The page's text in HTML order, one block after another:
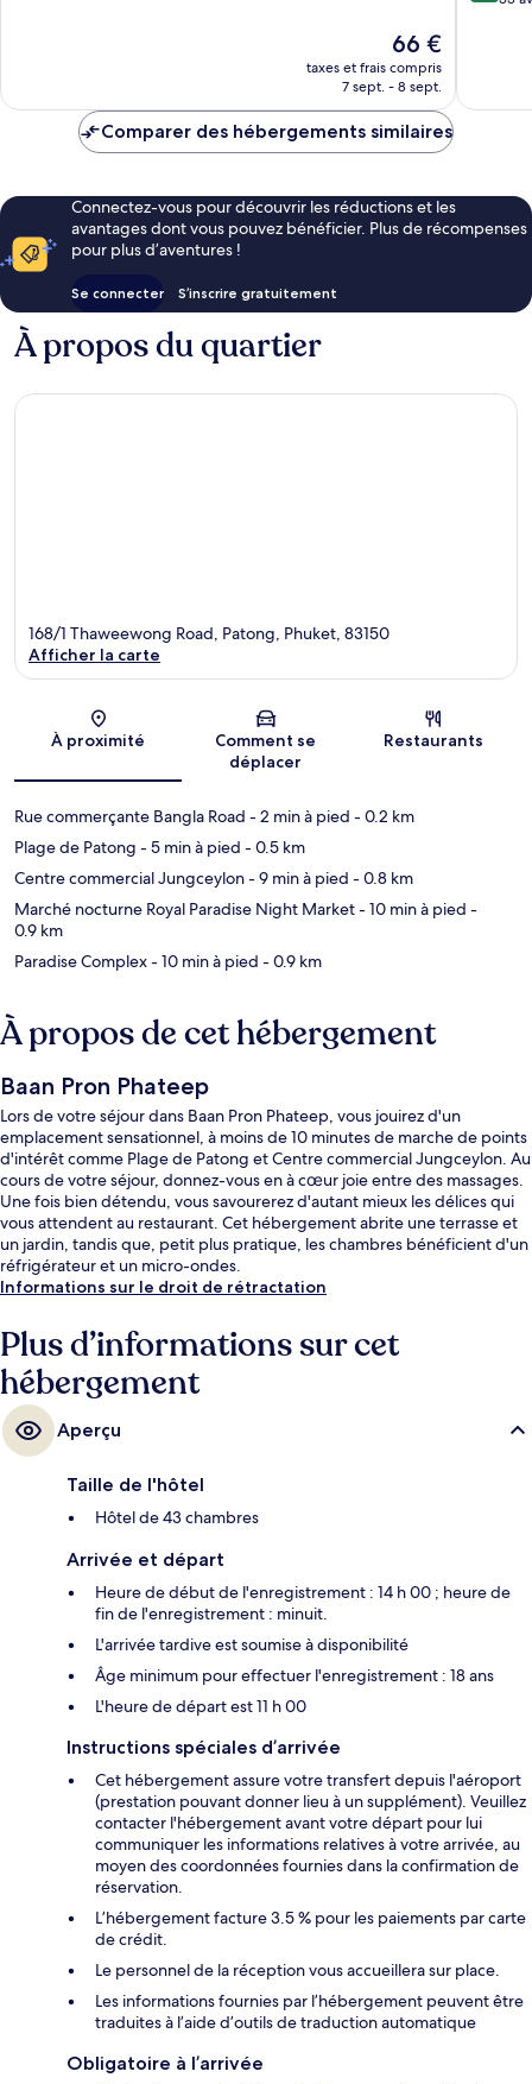
Le
nouveau
prix
de
66 €
taxes et frais compris
7 sept. - 8 sept.
Comparer des hébergements similaires
Connectez-vous pour découvrir les réductions et les
avantages dont vous pouvez bénéficier. Plus de récompenses
pour plus d’aventures !
Se connecter S’inscrire gratuitement
À propos du quartier
Carte
168/1 Thaweewong Road, Patong, Phuket, 83150
Afficher la carte
À proximité
Comment se
déplacer
Restaurants
Rue commerçante Bangla Road - 2 min à pied - 0.2 km
Plage de Patong - 5 min à pied - 0.5 km
Centre commercial Jungceylon- 9 min à pied - 0.8 km
Marché nocturne Royal Paradise Night Market- 10 min à pied -
0.9 km
Paradise Complex- 10 min à pied - 0.9 km
À propos de cet hébergement
Baan Pron Phateep
Lors de votre séjour dans Baan Pron Phateep, vous jouirez d'un
emplacement sensationnel, à moins de 10 minutes de marche de points
d'intérêt comme Plage de Patong et Centre commercial Jungceylon. Au
cours de votre séjour, donnez-vous en à cœur joie entre des massages.
Une fois bien détendu, vous savourerez d'autant mieux les délices qui
vous attendent au restaurant. Cet hébergement abrite une terrasse et
un jardin, tandis que, petit plus pratique, les chambres bénéficient d'un
réfrigérateur et un micro-ondes.
Informations sur le droit de rétractation
Plus d’informations sur cet
hébergement
Aperçu
Taille de l'hôtel
Hôtel de 43 chambres
Arrivée et départ
Heure de début de l'enregistrement : 14 h 00 ; heure de
fin de l'enregistrement : minuit.
L'arrivée tardive est soumise à disponibilité
Âge minimum pour effectuer l'enregistrement : 18 ans
L'heure de départ est 11 h 00
Instructions spéciales d’arrivée
Cet hébergement assure votre transfert depuis l'aéroport
(prestation pouvant donner lieu à un supplément). Veuillez
contacter l'hébergement avant votre départ pour lui
communiquer les informations relatives à votre arrivée, au
moyen des coordonnées fournies dans la confirmation de
réservation.
L’hébergement facture 3.5 % pour les paiements par carte
de crédit.
Le personnel de la réception vous accueillera sur place.
Les informations fournies par l’hébergement peuvent être
traduites à l’aide d’outils de traduction automatique
Obligatoire à l’arrivée